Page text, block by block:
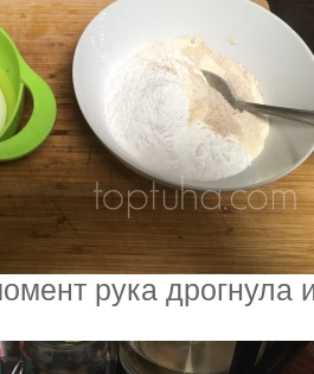
рука дрогнула